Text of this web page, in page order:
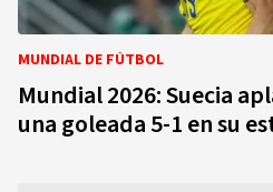
MUNDIAL DE FÚTBOL
Mundial 2026: Suecia
una goleada 5-1 en su